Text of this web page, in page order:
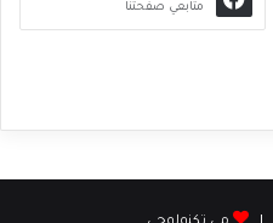
متابعي صفحتنا